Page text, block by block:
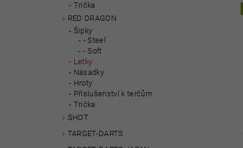
Trička
RED DRAGON
Šipky
- Steel
- Soft
Letky
Násadky
Hroty
Příslušenství k terčům
Trička
SHOT
TARGET-DARTS